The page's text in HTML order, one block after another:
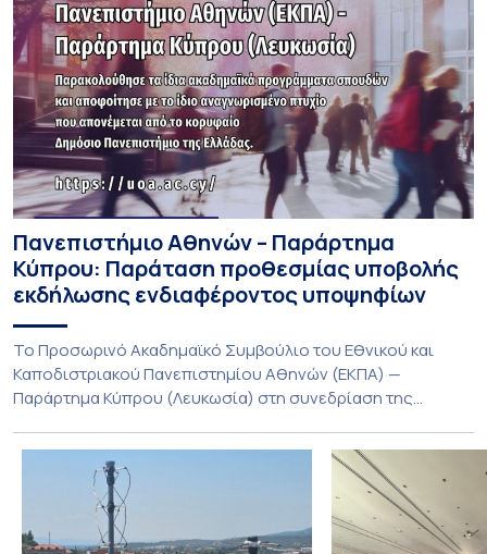
Πανεπιστήμιο Αθηνών – Παράρτημα
Κύπρου: Παράταση προθεσμίας υποβολής
εκδήλωσης ενδιαφέροντος υποψηφίων
Το Προσωρινό Ακαδημαϊκό Συμβούλιο του Εθνικού και
Καποδιστριακού Πανεπιστημίου Αθηνών (ΕΚΠΑ) —
Παράρτημα Κύπρου (Λευκωσία) στη συνεδρίαση της
παράταση της προθεσμίας υποβολής εκδήλωσης
ενδιαφέροντος για την φοίτηση σε Προγράμματα Σπουδών,
Τμημάτων του Πανεπιστημίου μας στο Παράρτημα Κύπρου
για το ακαδημαϊκό έτος 2026-2027, έως τη Δευτέρα 31
Αυγούστου 2026. […]